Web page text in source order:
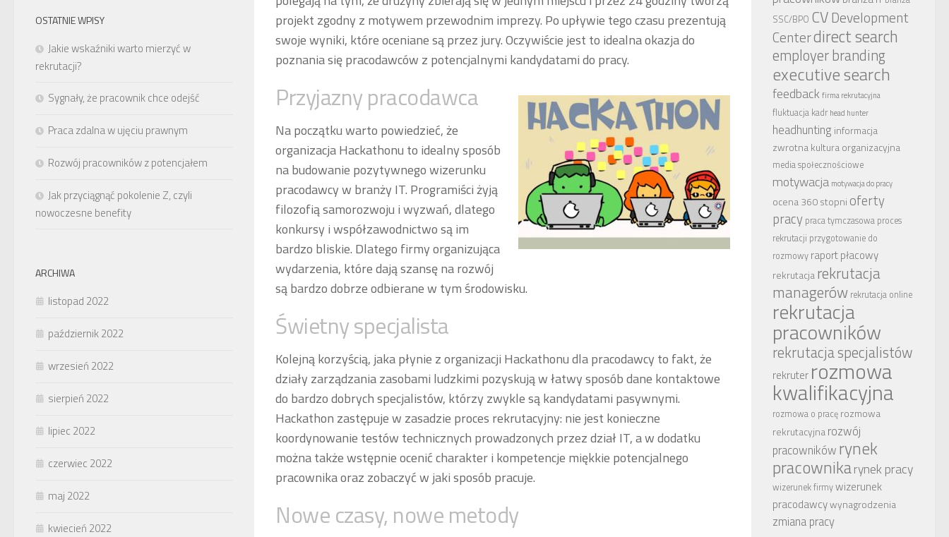
projekt zgodny z motywem przewodnim imprezy. Po upływie tego czasu prezentują
swoje wyniki, które oceniane są przez jury. Oczywiście jest to idealna okazja do
poznania się pracodawców z potencjalnymi kandydatami do pracy.
Przyjazny pracodawca
Na początku warto powiedzieć, że
organizacja Hackathonu to idealny sposób
na budowanie pozytywnego wizerunku
pracodawcy w branży IT. Programiści żyją
filozofią samorozwoju i wyzwań, dlatego
konkursy i współzawodnictwo są im
bardzo bliskie. Dlatego firmy organizująca
wydarzenia, które dają szansę na rozwój
są bardzo dobrze odbierane w tym środowisku.
Świetny specjalista
Kolejną korzyścią, jaka płynie z organizacji Hackathonu dla pracodawcy to fakt, że
działy zarządzania zasobami ludzkimi pozyskują w łatwy sposób dane kontaktowe
do bardzo dobrych specjalistów, którzy zwykle są kandydatami pasywnymi.
Hackathon zastępuje w zasadzie proces rekrutacyjny: nie jest konieczne
koordynowanie testów technicznych prowadzonych przez dział IT, a w dodatku
można także wstępnie ocenić charakter i kompetencje miękkie potencjalnego
pracownika oraz zobaczyć w jaki sposób pracuje.
Nowe czasy, nowe metody
OSTATNIE WPISY
Jakie wskaźniki warto mierzyć w
rekrutacji?
Sygnały, że pracownik chce odejść
Praca zdalna w ujęciu prawnym
Rozwój pracowników z potencjałem
Jak przyciągnąć pokolenie Z, czyli
nowoczesne benefity
ARCHIWA
listopad 2022
październik 2022
wrzesień 2022
sierpień 2022
lipiec 2022
czerwiec 2022
maj 2022
kwiecień 2022
SSC/BPO CV Development
Centerdirect search
employer branding
executive search
feedback firma rekrutacyjna
fluktuacja kadr head hunter
headhunting informacja
zwrotnakultura organizacyjna
media społecznościowe
motywacja motywacja do pracy
ocena 360 stopni oferty
pracy praca tymczasowa proces
rekrutacji przygotowanie do
rozmowy raport płacowy
rekrutacjarekrutacja
managerów rekrutacja online
rekrutacja
pracowników
rekrutacja specjalistów
rekruter rozmowa
kwalifikacyjna
rozmowa o pracę rozmowa
rekrutacyjnarozwój
pracowników rynek
pracownikarynek pracy
wizerunek firmywizerunek
pracodawcywynagrodzenia
zmiana pracy